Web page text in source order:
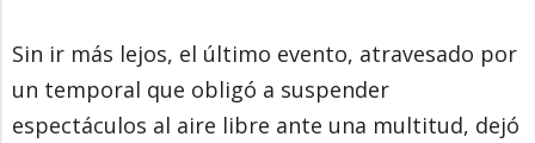
Sin ir más lejos, el último evento, atravesado por
un temporal que obligó a suspender
espectáculos al aire libre ante una multitud, dejó